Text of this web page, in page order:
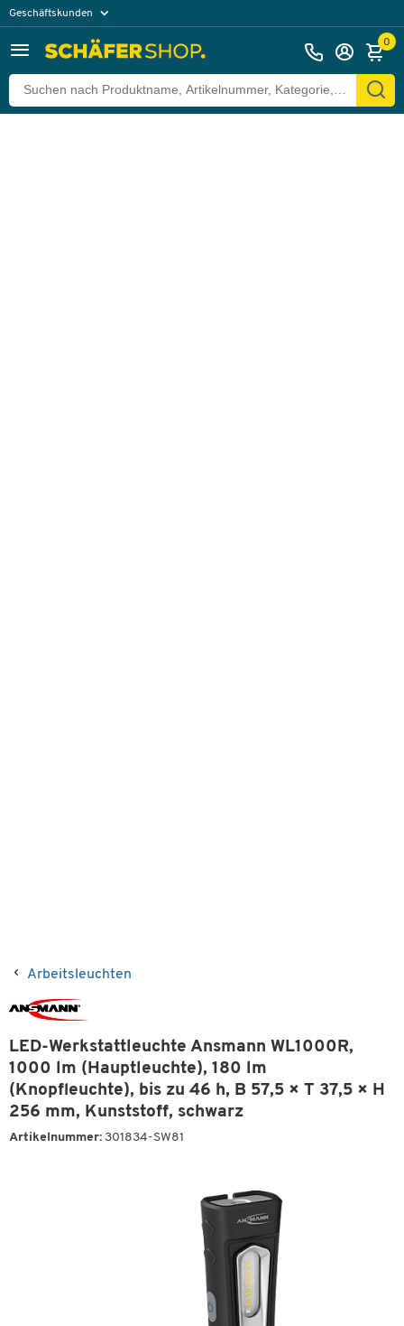
Geschäftskunden
0
Arbeitsleuchten
LED-Werkstattleuchte Ansmann WL1000R,
1000 lm (Hauptleuchte), 180 lm
(Knopfleuchte), bis zu 46 h, B 57,5 × T 37,5 × H
256 mm, Kunststoff, schwarz
Artikelnummer: 301834-SW81
Zurück